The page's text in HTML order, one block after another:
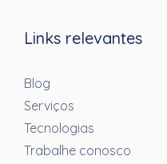
Links relevantes
Blog
Serviços
Tecnologias
Trabalhe conosco